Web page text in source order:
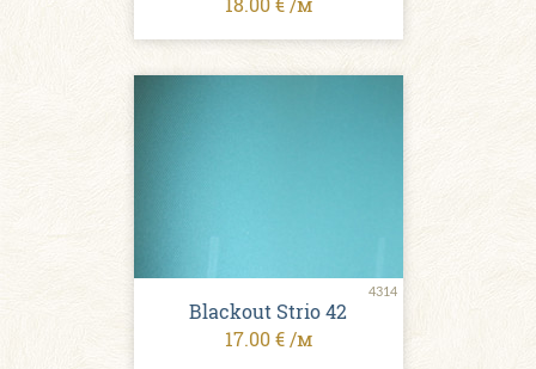
4314
Blackout Strio 42
17.00 € /м